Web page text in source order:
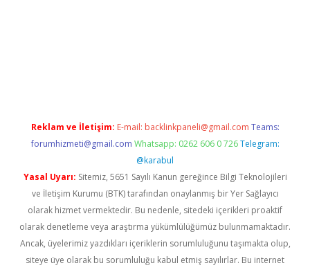
Reklam ve İletişim: E-mail: backlinkpaneli@gmail.com Teams:
forumhizmeti@gmail.com Whatsapp: 0262 606 0 726 Telegram:
@karabul
Yasal Uyarı: Sitemiz, 5651 Sayılı Kanun gereğince Bilgi Teknolojileri
ve İletişim Kurumu (BTK) tarafından onaylanmış bir Yer Sağlayıcı
olarak hizmet vermektedir. Bu nedenle, sitedeki içerikleri proaktif
olarak denetleme veya araştırma yükümlülüğümüz bulunmamaktadır.
Ancak, üyelerimiz yazdıkları içeriklerin sorumluluğunu taşımakta olup,
siteye üye olarak bu sorumluluğu kabul etmiş sayılırlar. Bu internet